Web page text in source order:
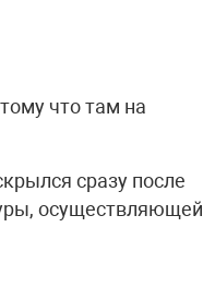
что там на
сразу после
осуществляющей